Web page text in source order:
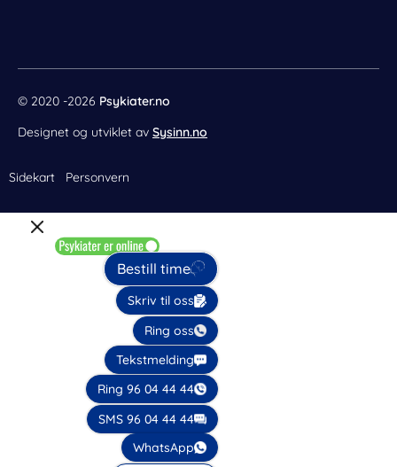
© 2020 -2026 Psykiater.no
Designet og utviklet av Sysinn.no
Sidekart Personvern
Bestill time
Skriv til oss
Ring oss
Tekstmelding
Ring 96 04 44 44
SMS 96 04 44 44
WhatsApp